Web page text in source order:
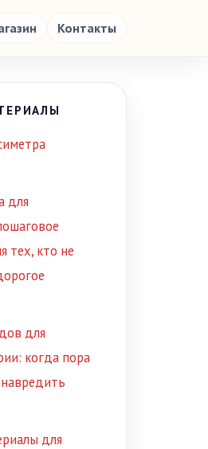
Контакты
для
тех, кто не
для
когда пора
для